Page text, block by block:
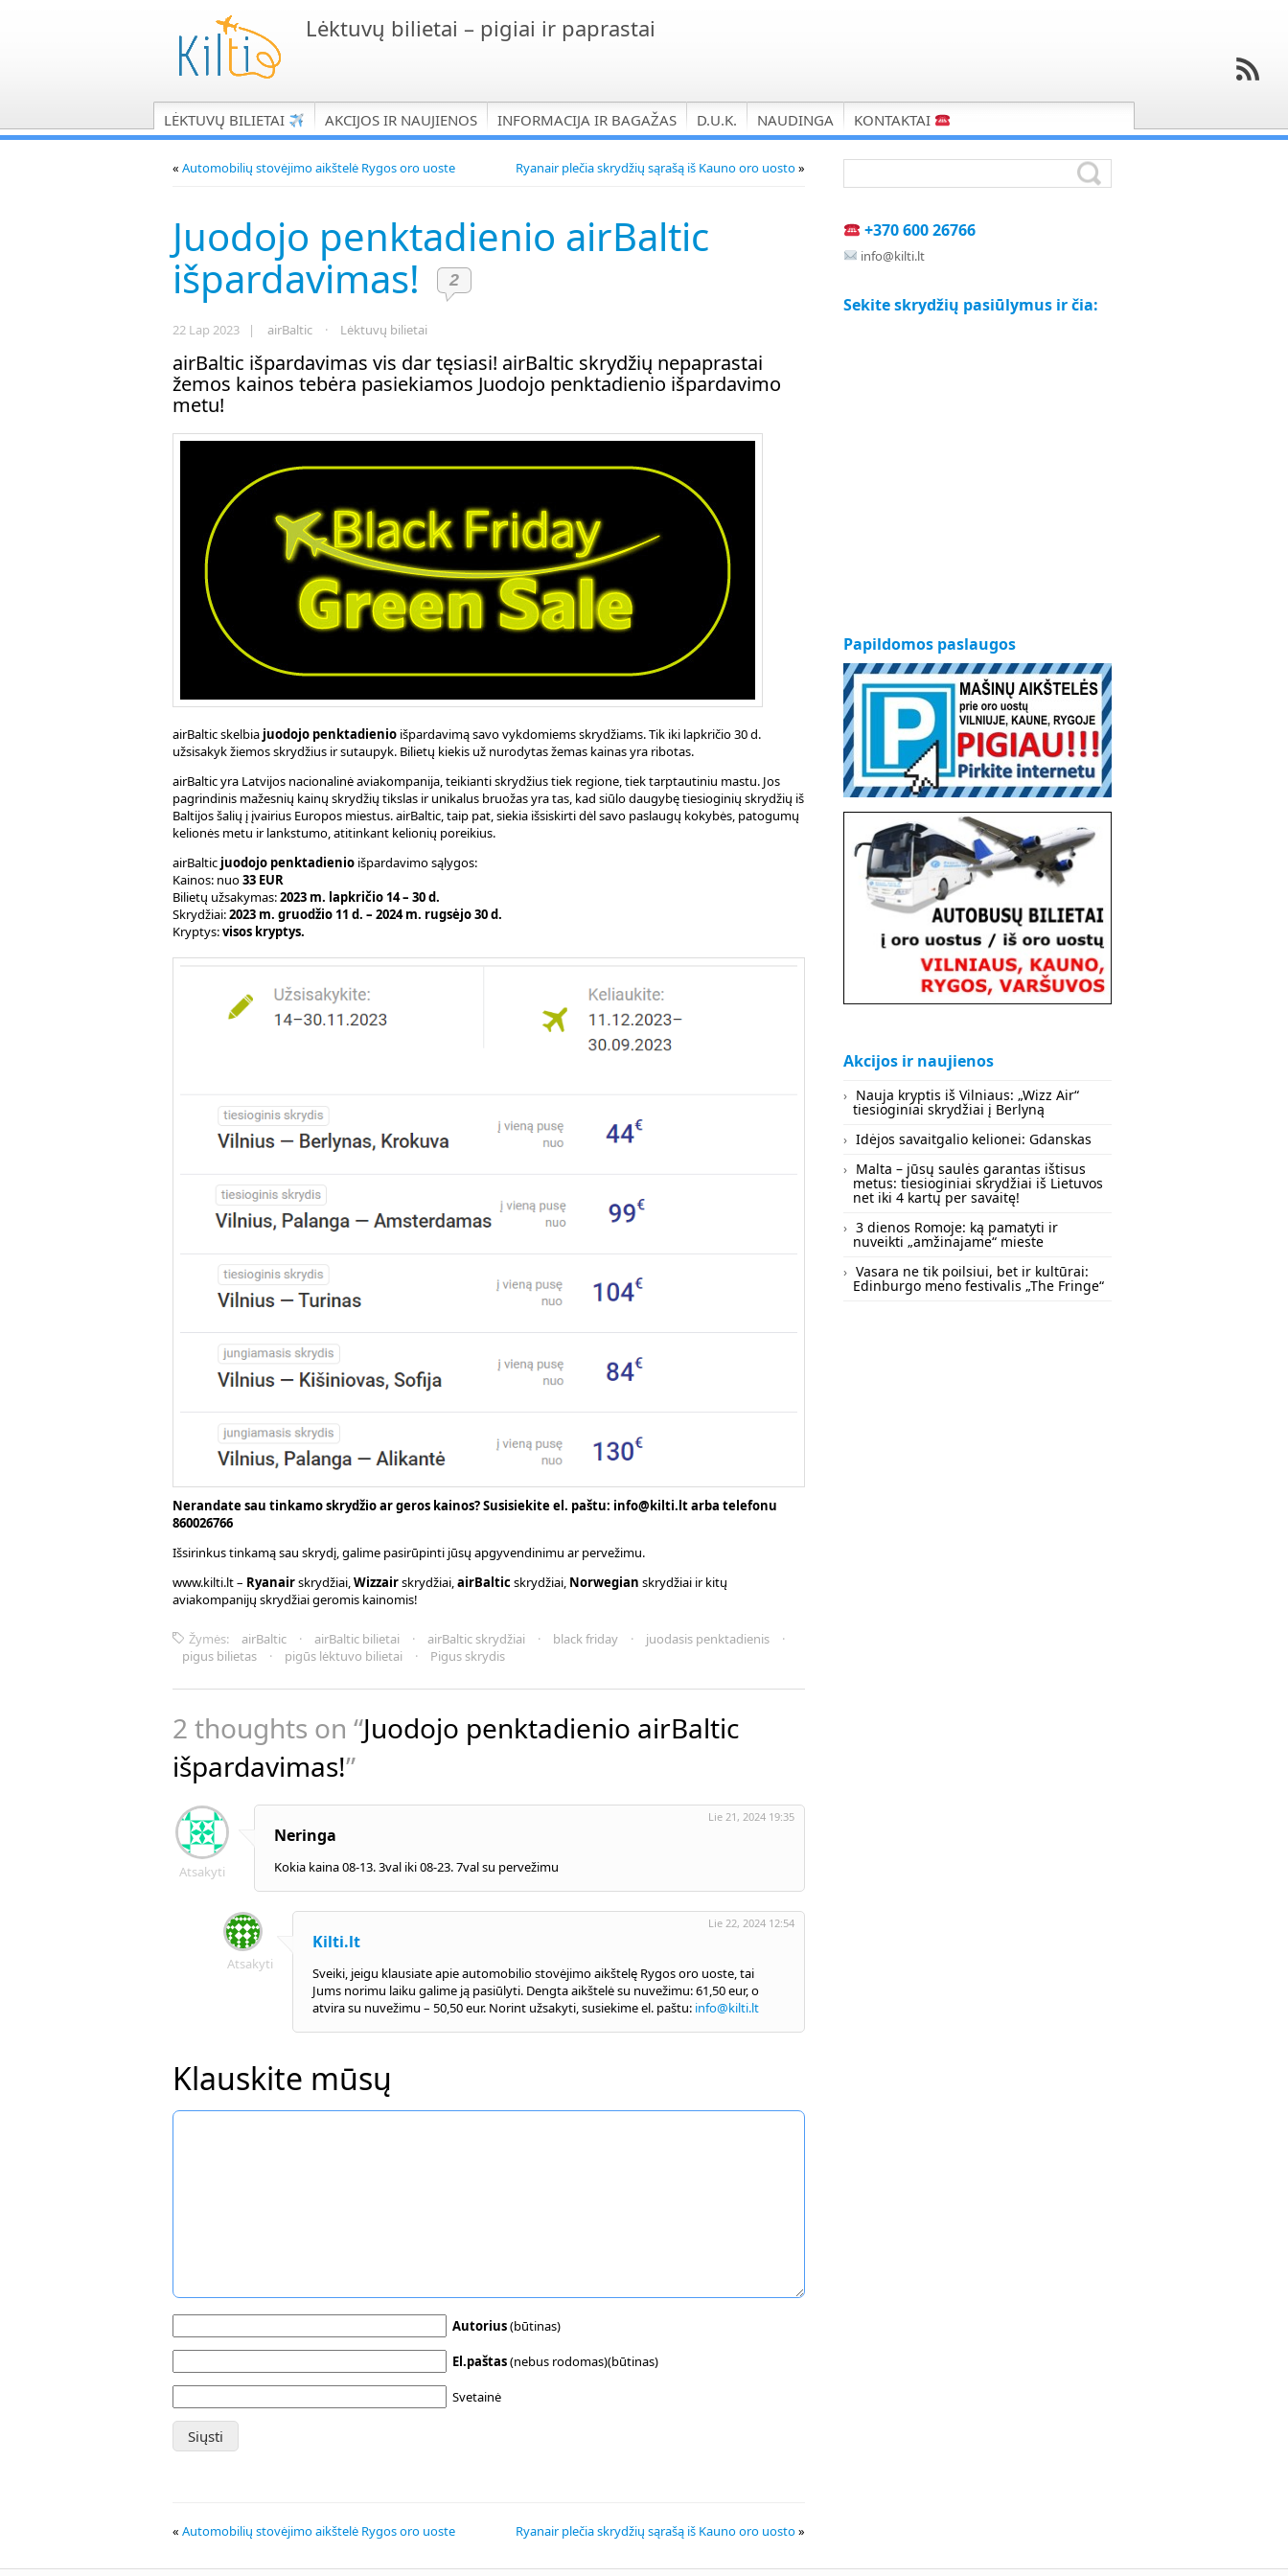
Lėktuvų bilietai – pigiai ir paprastai
LĖKTUVŲ BILIETAI AKCIJOS IR NAUJIENOS INFORMACIJA IR BAGAŽAS D.U.K. NAUDINGA KONTAKTAI
« Automobilių stovėjimo aikštelė Rygos oro uoste Ryanair plečia skrydžių sąrašą iš Kauno oro uosto»
Juodojo penktadienio airBaltic
išpardavimas!
2
22 Lap 2023 | airBaltic · Lėktuvų bilietai
airBaltic išpardavimas vis dar tęsiasi! airBaltic skrydžių nepaprastai
žemos kainos tebėra pasiekiamos Juodojo penktadienio išpardavimo
metu!
airBaltic skelbia juodojo penktadienio išpardavimą savo vykdomiems skrydžiams. Tik iki lapkričio 30 d.
užsisakyk žiemos skrydžius ir sutaupyk. Bilietų kiekis už nurodytas žemas kainas yra ribotas.
airBaltic yra Latvijos nacio­nalinė avia­kompanija, teikianti skrydžius tiek regione, tiek tarptautiniu mastu. Jos
pagrindinis mažesnių kainų skrydžių tikslas ir unikalus bruožas yra tas, kad siūlo daugybę tiesioginių skrydžių iš
Baltijos šalių į įvairius Europos miestus. airBaltic, taip pat, siekia išsiskirti dėl savo paslaugų kokybės, patogumų
kelionės metu ir lankstumo, atitinkant kelionių poreikius.
airBaltic juodojo penktadienio išpardavimo sąlygos:
Kainos: nuo33 EUR
Bilietų užsakymas:2023 m. lapkričio 14 – 30 d.
Skrydžiai:2023 m. gruodžio 11 d. – 2024 m. rugsėjo 30 d.
Kryptys:visos kryptys.
Nerandate sau tinkamo skrydžio ar geros kainos? Susisiekite el. paštu: info@kilti.lt arba telefonu
860026766
Išsirinkus tinkamą sau skrydį, galime pasirūpinti jūsų apgyvendinimu ar pervežimu.
www.kilti.lt – Ryanairskrydžiai, Wizzairskrydžiai, airBalticskrydžiai, Norwegian skrydžiai ir kitų
aviakompanijų skrydžiai geromis kainomis!
Žymės: airBaltic · airBaltic bilietai · airBaltic skrydžiai · black friday · juodasis penktadienis
·
pigus bilietas
· pigūs lėktuvo bilietai · Pigus skrydis
2 thoughts on “Juodojo penktadienio airBaltic
išpardavimas!”
Atsakyti
Neringa
Lie 21, 2024 19:35
Kokia kaina 08-13. 3val iki 08-23. 7val su pervežimu
Atsakyti
Kilti.lt
Lie 22, 2024 12:54
Sveiki, jeigu klausiate apie automobilio stovėjimo aikštelę Rygos oro uoste, tai
Jums norimu laiku galime ją pasiūlyti. Dengta aikštelė su nuvežimu: 61,50 eur, o
atvira su nuvežimu – 50,50 eur. Norint užsakyti, susiekime el. paštu: info@kilti.lt
Klauskite mūsų
Autorius(būtinas)
El.paštas(nebus rodomas)(būtinas)
Svetainė
« Automobilių stovėjimo aikštelė Rygos oro uoste Ryanair plečia skrydžių sąrašą iš Kauno oro uosto»
+370 600 26766
info@kilti.lt
Sekite skrydžių pasiūlymus ir čia:
Papildomos paslaugos
Akcijos ir naujienos
Nauja kryptis iš Vilniaus: „Wizz Air“
tiesioginiai skrydžiai į Berlyną
Idėjos savaitgalio kelionei: Gdanskas
Malta – jūsų saulės garantas ištisus
metus: tiesioginiai skrydžiai iš Lietuvos
net iki 4 kartų per savaitę!
3 dienos Romoje: ką pamatyti ir
nuveikti „amžinajame“ mieste
Vasara ne tik poilsiui, bet ir kultūrai:
Edinburgo meno festivalis „The Fringe“